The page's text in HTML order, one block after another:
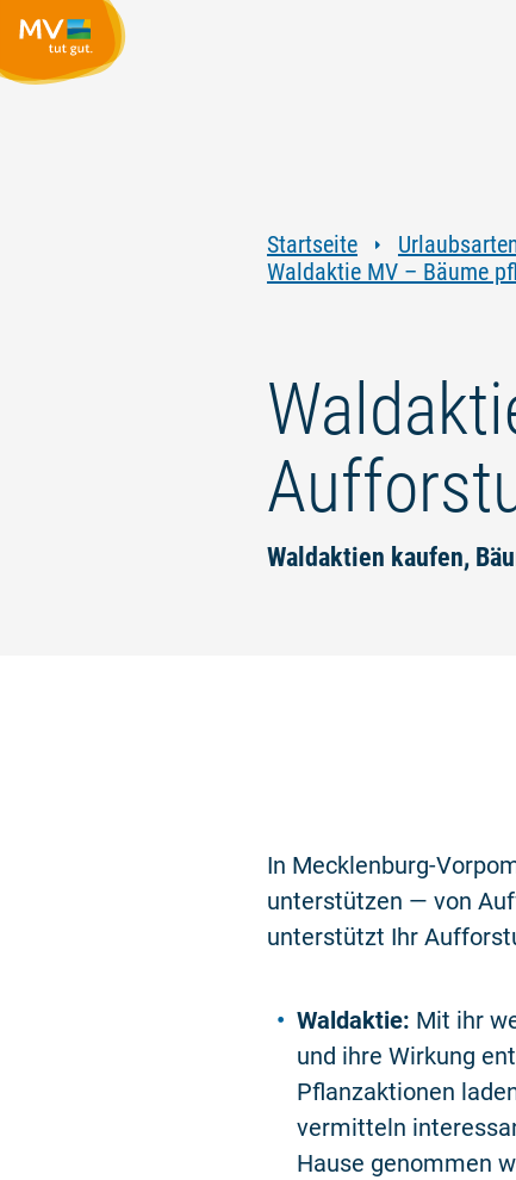
Startseite
Waldaktie MV – Bäume
Waldaktien kaufen,
In Mecklenburg-
unterstützen — von
unterstützt Ihr
Waldaktie: Mit ihr
und ihre Wirkung
Pflanzaktionen
vermitteln
Hause genommen